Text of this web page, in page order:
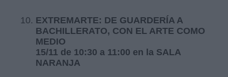
EXTREMARTE: DE GUARDERÍA A
BACHILLERATO, CON EL ARTE COMO
MEDIO
15/11 de 10:30 a 11:00 en la SALA
NARANJA